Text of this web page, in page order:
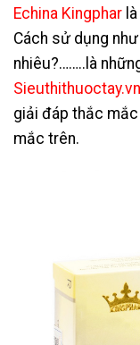
Echina Kingphar
Cách sử dụng
nhiêu?……..là
Sieuthithuoctay.vn
giải đáp thắc
mắc trên.